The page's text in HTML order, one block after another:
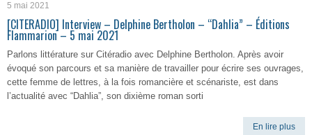
5 mai 2021
[CITERADIO] Interview – Delphine Bertholon – “Dahlia” – Éditions
Flammarion – 5 mai 2021
Parlons littérature sur Citéradio avec Delphine Bertholon. Après avoir
évoqué son parcours et sa manière de travailler pour écrire ses ouvrages,
cette femme de lettres, à la fois romancière et scénariste, est dans
l’actualité avec “Dahlia”, son dixième roman sorti
En lire plus